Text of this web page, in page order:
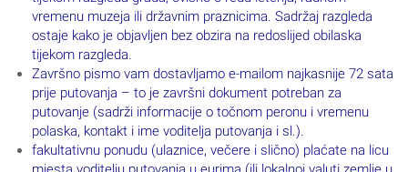
vremenu muzeja ili državnim praznicima. Sadržaj razgleda
ostaje kako je objavljen bez obzira na redoslijed obilaska
tijekom razgleda.
Završno pismo vam dostavljamo e-mailom najkasnije 72 sata
prije putovanja – to je završni dokument potreban za
putovanje (sadrži informacije o točnom peronu i vremenu
polaska, kontakt i ime voditelja putovanja i sl.).
fakultativnu ponudu (ulaznice, večere i slično) plaćate na licu
mjesta voditelju putovanja u eurima (ili lokalnoj valuti zemlje u